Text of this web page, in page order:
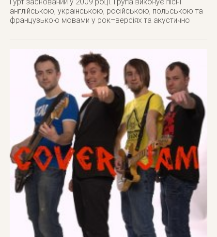
англійською, українською, російською, польською та
французькою мовами у рок–версіях та акустично